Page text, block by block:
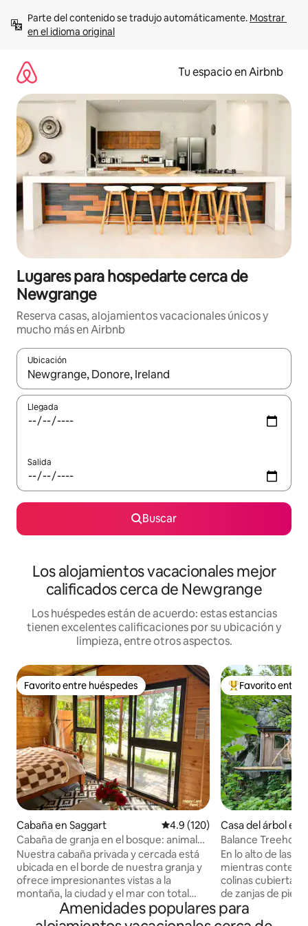
contenido
Parte del contenido se tradujo automáticamente. Mostrar
en el idioma original
Tu espacio en Airbnb
Lugares para hospedarte cerca de
Newgrange
Reserva casas, alojamientos vacacionales únicos y
mucho más en Airbnb
Ubicación
Cuando los resultados estén disponibles, podrás navegar
Llegada
Salida
Buscar
Los alojamientos vacacionales mejor
calificados cerca de Newgrange
Los huéspedes están de acuerdo: estas estancias
tienen excelentes calificaciones por su ubicación y
limpieza, entre otros aspectos.
Favorito entre huéspedes
Favorito entre huéspedes
Cabaña en Saggart Calificación promedio: 4.9 de
4.9 (120)
Cabaña de granja en el bosque: animales
y naturaleza
Nuestra cabaña privada y cercada está
ubicada en el borde de nuestra granja y
ofrece impresionantes vistas a la
montaña, la ciudad y el mar con total
privacidad. Cuenta con regadera de
agua caliente, cafetera, agua filtrada,
De los mejores
Favorito entre
Casa del árbol en
Balance
copas de los
En lo alto de las
mientras
colinas cubiertas
de zanjas de
estrechas y
profundamente,
Amenidades populares para